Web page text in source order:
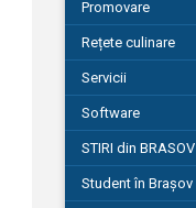
Promovare
Rețete culinare
Servicii
Software
STIRI din BRASOV
Student în Brașov